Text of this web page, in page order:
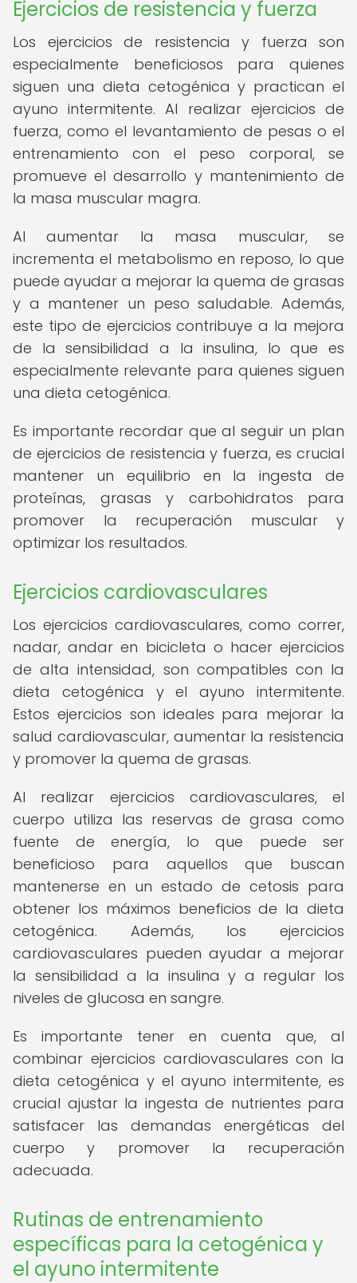
Ejercicios de resistencia y fuerza
Los ejercicios de resistencia y fuerza son
especialmente beneficiosos para quienes
siguen una dieta cetogénica y practican el
ayuno intermitente. Al realizar ejercicios de
fuerza, como el levantamiento de pesas o el
entrenamiento con el peso corporal, se
promueve el desarrollo y mantenimiento de
la masa muscular magra.
Al aumentar la masa muscular, se
incrementa el metabolismo en reposo, lo que
puede ayudar a mejorar la quema de grasas
y a mantener un peso saludable. Además,
este tipo de ejercicios contribuye a la mejora
de la sensibilidad a la insulina, lo que es
especialmente relevante para quienes siguen
una dieta cetogénica.
Es importante recordar que al seguir un plan
de ejercicios de resistencia y fuerza, es crucial
mantener un equilibrio en la ingesta de
proteínas, grasas y carbohidratos para
promover la recuperación muscular y
optimizar los resultados.
Ejercicios cardiovasculares
Los ejercicios cardiovasculares, como correr,
nadar, andar en bicicleta o hacer ejercicios
de alta intensidad, son compatibles con la
dieta cetogénica y el ayuno intermitente.
Estos ejercicios son ideales para mejorar la
salud cardiovascular, aumentar la resistencia
y promover la quema de grasas.
Al realizar ejercicios cardiovasculares, el
cuerpo utiliza las reservas de grasa como
fuente de energía, lo que puede ser
beneficioso para aquellos que buscan
mantenerse en un estado de cetosis para
obtener los máximos beneficios de la dieta
cetogénica. Además, los ejercicios
cardiovasculares pueden ayudar a mejorar
la sensibilidad a la insulina y a regular los
niveles de glucosa en sangre.
Es importante tener en cuenta que, al
combinar ejercicios cardiovasculares con la
dieta cetogénica y el ayuno intermitente, es
crucial ajustar la ingesta de nutrientes para
satisfacer las demandas energéticas del
cuerpo y promover la recuperación
adecuada.
Rutinas de entrenamiento
específicas para la cetogénica y
el ayuno intermitente